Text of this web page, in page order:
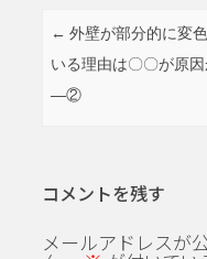
投稿ナビゲーション
← 外壁が部分的に変
いる理由は〇〇が原因
―②
コメントを残す
メールアドレスが